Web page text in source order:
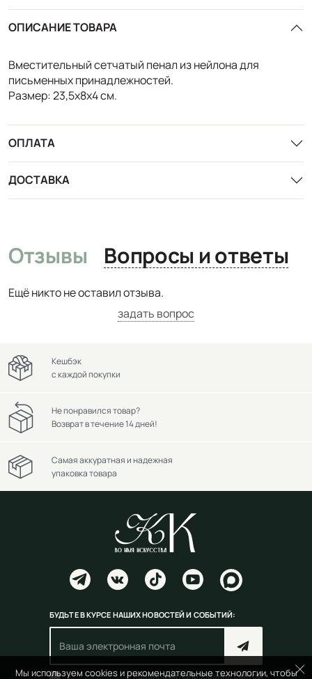
ОПИСАНИЕ ТОВАРА
Вместительный сетчатый пенал из нейлона для
письменных принадлежностей.
Размер: 23,5х8х4 см.
ОПЛАТА
ДОСТАВКА
Отзывы Вопросы и ответы
Ещё никто не оставил отзыва.
задать вопрос
Мы используем cookies и рекомендательные технологии, чтобы
Кешбэк
с каждой покупки
Не понравился товар?
Возврат в течение 14 дней!
Самая аккуратная и надежная
упаковка товара
БУДЬТЕ В КУРСЕ НАШИХ НОВОСТЕЙ И СОБЫТИЙ:
Согласен(на) справилами пользования сайтом